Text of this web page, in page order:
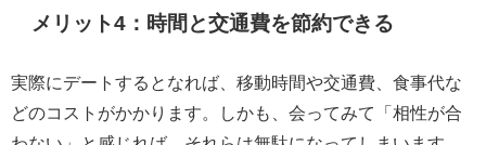
メリット4：時間と交通費を節約できる
実際にデートするとなれば、移動時間や交通費、食事代な
どのコストがかかります。しかも、会ってみて「相性が合